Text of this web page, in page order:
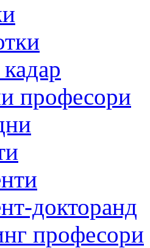
професори
докторанд
професори